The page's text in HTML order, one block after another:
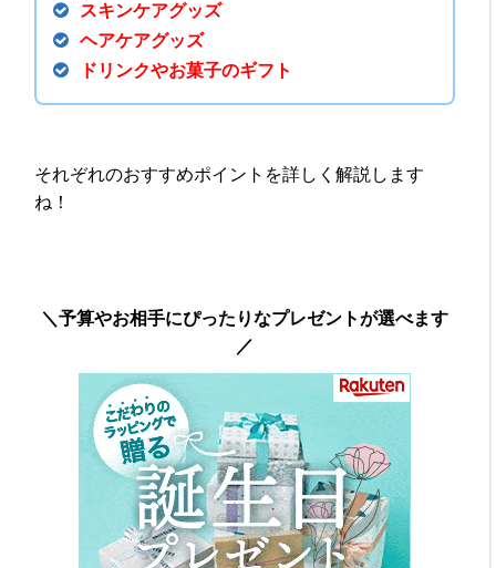
スキンケアグッズ
ヘアケアグッズ
ドリンクやお菓子のギフト
それぞれのおすすめポイントを詳しく解説します
ね！
＼予算やお相手にぴったりなプレゼントが選べます
／